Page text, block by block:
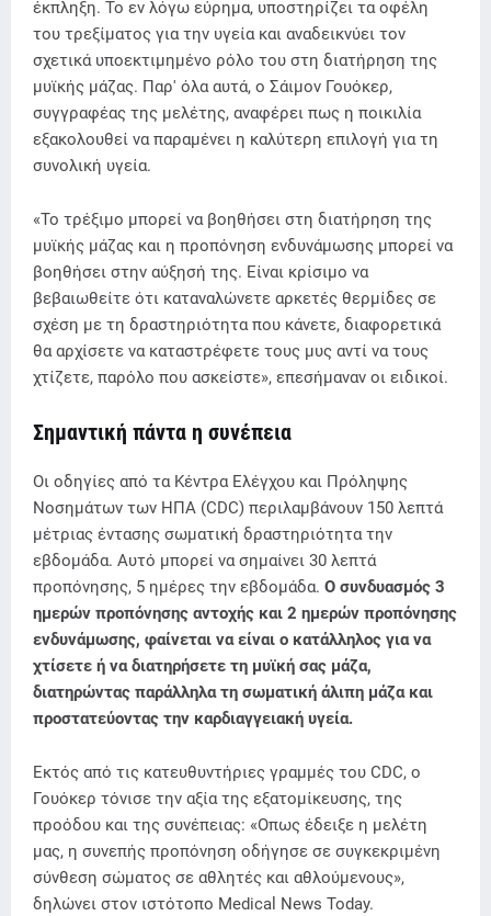
έκπληξη. Το εν λόγω εύρημα, υποστηρίζει τα οφέλη
του τρεξίματος για την υγεία και αναδεικνύει τον
σχετικά υποεκτιμημένο ρόλο του στη διατήρηση της
μυϊκής μάζας. Παρ' όλα αυτά, ο Σάιμον Γουόκερ,
συγγραφέας της μελέτης, αναφέρει πως η ποικιλία
εξακολουθεί να παραμένει η καλύτερη επιλογή για τη
συνολική υγεία.
«Το τρέξιμο μπορεί να βοηθήσει στη διατήρηση της
μυϊκής μάζας και η προπόνηση ενδυνάμωσης μπορεί να
βοηθήσει στην αύξησή της. Είναι κρίσιμο να
βεβαιωθείτε ότι καταναλώνετε αρκετές θερμίδες σε
σχέση με τη δραστηριότητα που κάνετε, διαφορετικά
θα αρχίσετε να καταστρέφετε τους μυς αντί να τους
χτίζετε, παρόλο που ασκείστε», επεσήμαναν οι ειδικοί.
Σημαντική πάντα η συνέπεια
Οι οδηγίες από τα Κέντρα Ελέγχου και Πρόληψης
Νοσημάτων των ΗΠΑ (CDC) περιλαμβάνουν 150 λεπτά
μέτριας έντασης σωματική δραστηριότητα την
εβδομάδα. Αυτό μπορεί να σημαίνει 30 λεπτά
προπόνησης, 5 ημέρες την εβδομάδα. Ο συνδυασμός 3
ημερών προπόνησης αντοχής και 2 ημερών προπόνησης
ενδυνάμωσης, φαίνεται να είναι ο κατάλληλος για να
χτίσετε ή να διατηρήσετε τη μυϊκή σας μάζα,
διατηρώντας παράλληλα τη σωματική άλιπη μάζα και
προστατεύοντας την καρδιαγγειακή υγεία.
Εκτός από τις κατευθυντήριες γραμμές του CDC, ο
Γουόκερ τόνισε την αξία της εξατομίκευσης, της
προόδου και της συνέπειας: «Οπως έδειξε η μελέτη
μας, η συνεπής προπόνηση οδήγησε σε συγκεκριμένη
σύνθεση σώματος σε αθλητές και αθλούμενους»,
δηλώνει στον ιστότοπο Medical News Today.